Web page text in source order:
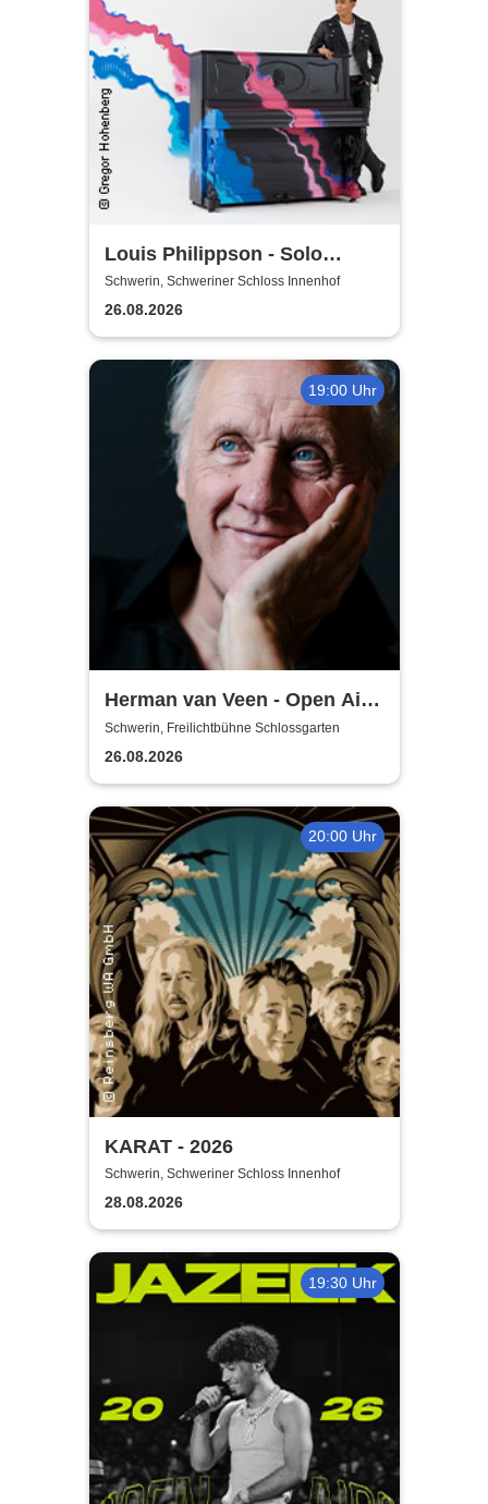
Louis Philippson - Solo
Konzerte 2026
Schwerin, Schweriner Schloss Innenhof
26.08.2026
19:00 Uhr
Herman van Veen - Open Air
2026
Schwerin, Freilichtbühne Schlossgarten
26.08.2026
20:00 Uhr
KARAT - 2026
Schwerin, Schweriner Schloss Innenhof
28.08.2026
19:30 Uhr